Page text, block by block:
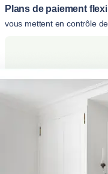
Plans de paiement
vous mettent en contrôle